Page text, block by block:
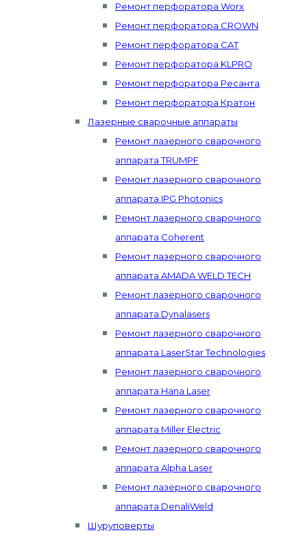
Ремонт перфоратора Worx
Ремонт перфоратора CROWN
Ремонт перфоратора CAT
Ремонт перфоратора KLPRO
Ремонт перфоратора Ресанта
Ремонт перфоратора Кратон
Лазерные сварочные аппараты
Ремонт лазерного сварочного
аппарата TRUMPF
Ремонт лазерного сварочного
аппарата IPG Photonics
Ремонт лазерного сварочного
аппарата Coherent
Ремонт лазерного сварочного
аппарата AMADA WELD TECH
Ремонт лазерного сварочного
аппарата Dynalasers
Ремонт лазерного сварочного
аппарата LaserStar Technologies
Ремонт лазерного сварочного
аппарата Hana Laser
Ремонт лазерного сварочного
аппарата Miller Electric
Ремонт лазерного сварочного
аппарата Alpha Laser
Ремонт лазерного сварочного
аппарата DenaliWeld
Шуруповерты